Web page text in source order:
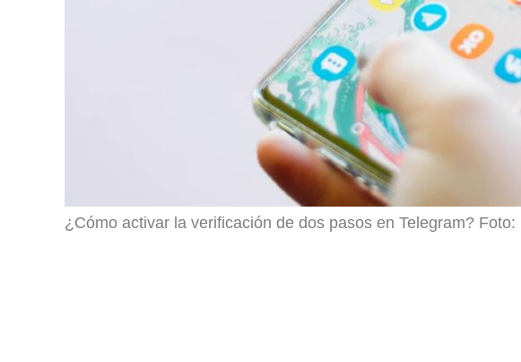
¿Cómo activar la verificación de dos pasos en Telegram? Foto: